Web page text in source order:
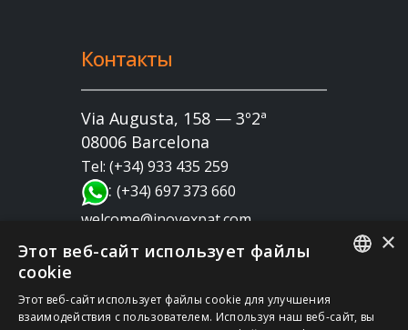
Контакты
Via Augusta, 158 — 3º2ª
08006 Barcelona
Tel: (+34) 933 435 259
:(+34) 697 373 660
welcome@inovexpat.com
SPANISH
×
Этот веб-сайт использует файлы
cookie
Этот веб-сайт использует файлы cookie для улучшения
взаимодействия с пользователем. Используя наш веб-сайт, вы